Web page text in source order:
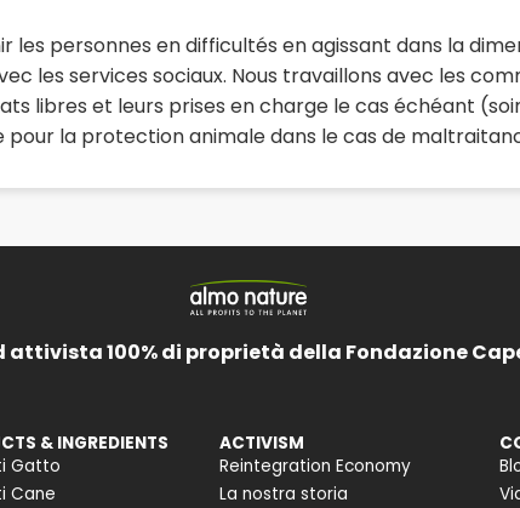
personnes en difficultés en agissant dans la
les services sociaux. Nous travaillons avec les
libres et leurs prises en charge le cas échéant
la protection animale dans le cas de
attivista 100% di proprietà della Fondazione
& INGREDIENTS
Gatto
Cane
ACTIVISM
Reintegration Economy
La nostra storia